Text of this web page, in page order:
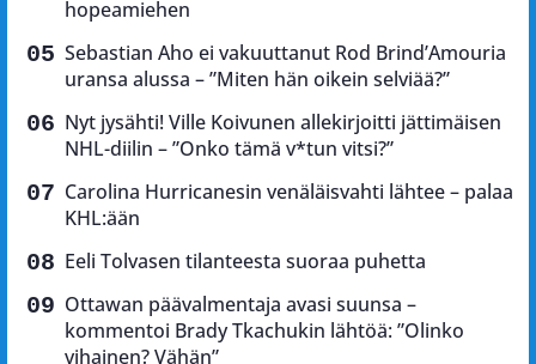
hopeamiehen
Sebastian Aho ei vakuuttanut Rod Brind’Amouria
uransa alussa – ”Miten hän oikein selviää?”
Nyt jysähti! Ville Koivunen allekirjoitti jättimäisen
NHL-diilin – ”Onko tämä v*tun vitsi?”
Carolina Hurricanesin venäläisvahti lähtee – palaa
KHL:ään
Eeli Tolvasen tilanteesta suoraa puhetta
Ottawan päävalmentaja avasi suunsa –
kommentoi Brady Tkachukin lähtöä: ”Olinko
vihainen? Vähän”